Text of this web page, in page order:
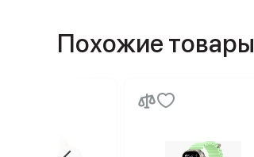
Похожие товары